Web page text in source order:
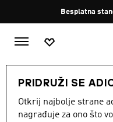
Besplatna
PRIDRUŽI SE
Otkrij najbolje strane
nagrađuje za ono što